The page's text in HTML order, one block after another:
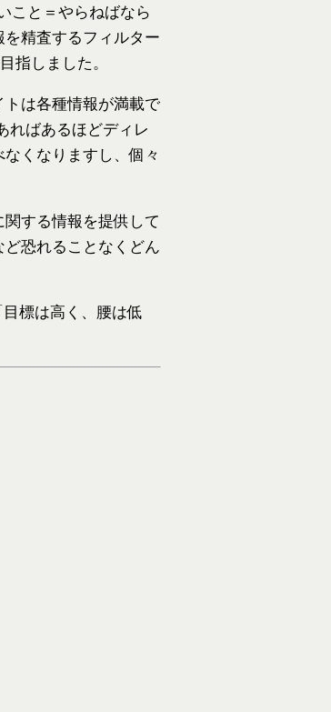
こと＝やらねばなら
精査するフィルター
指しました。
は各種情報が満載で
ればあるほどディレ
くなりますし、個々
する情報を提供して
恐れることなくどん
標は高く、腰は低